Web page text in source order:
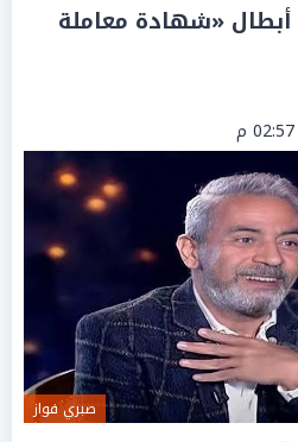
«شهادة معاملة
صبري فواز